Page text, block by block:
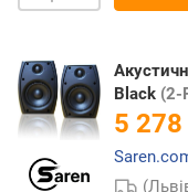
Black (2-
5 278